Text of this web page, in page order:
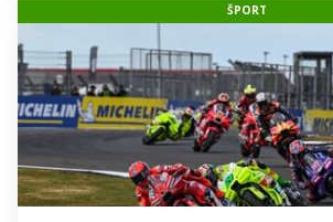
ŠPORT